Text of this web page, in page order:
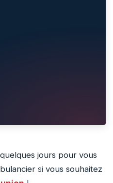
jours pour vous
si vous souhaitez